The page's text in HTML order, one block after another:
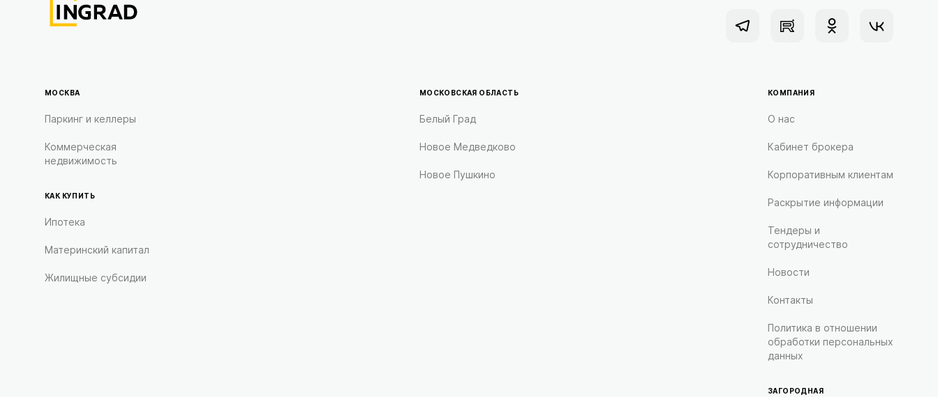
МОСКВА
Паркинг и келлеры
Коммерческая
недвижимость
КАК КУПИТЬ
Ипотека
Материнский капитал
Жилищные субсидии
МОСКОВСКАЯ ОБЛАСТЬ
Белый Град
Новое Медведково
Новое Пушкино
КОМПАНИЯ
О нас
Кабинет брокера
Корпоративным клиентам
Раскрытие информации
Тендеры и
сотрудничество
Новости
Контакты
Политика в отношении
обработки персональных
данных
ЗАГОРОДНАЯ